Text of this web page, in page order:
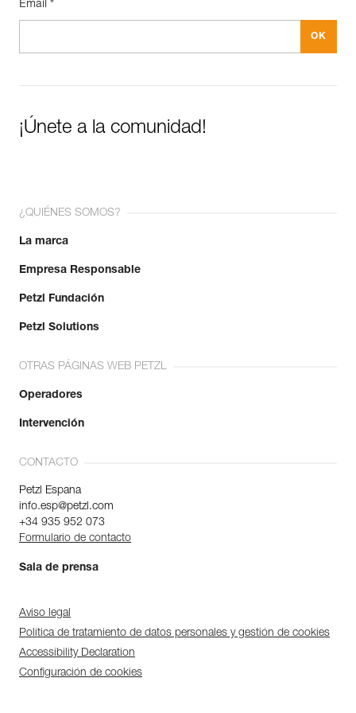
Email *
¡Únete a la comunidad!
¿QUIÉNES SOMOS?
La marca
Empresa Responsable
Petzl Fundación
Petzl Solutions
OTRAS PÁGINAS WEB PETZL
Operadores
Intervención
CONTACTO
Petzl Espana
info.esp@petzl.com
+34 935 952 073
Formulario de contacto
Sala de prensa
Aviso legal
Política de tratamiento de datos personales y gestión de cookies
Accessibility Declaration
Configuración de cookies